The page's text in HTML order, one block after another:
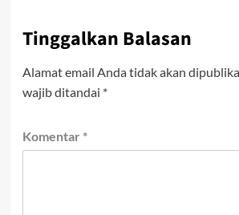
Tinggalkan Balasan
Alamat email Anda tidak akan
wajib ditandai *
Komentar *